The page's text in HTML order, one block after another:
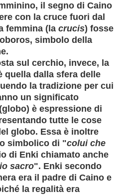
il segno di Caino
con la cruce fuori dal
femmina (la crucis) fosse
simbolo della
sul cerchio, invece, la
quella dalla sfera delle
la tradizione per cui
un significato
(globo) è espressione di
tutte le cose
globo. Essa è inoltre
simbolico di "colui che
di Enki chiamato anche
sacro". Enki secondo
era il padre di Caino e
la regalità era